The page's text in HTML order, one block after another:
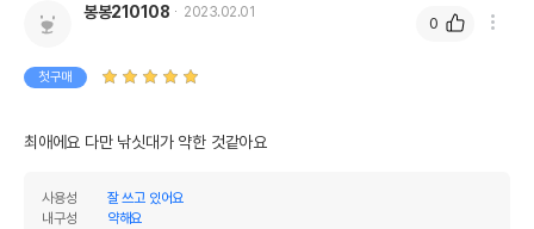
봉봉210108 2023.02.01
첫구매
최애에요 다만 낚싯대가 약한 것같아요
사용성
잘 쓰고 있어요
내구성
약해요
0